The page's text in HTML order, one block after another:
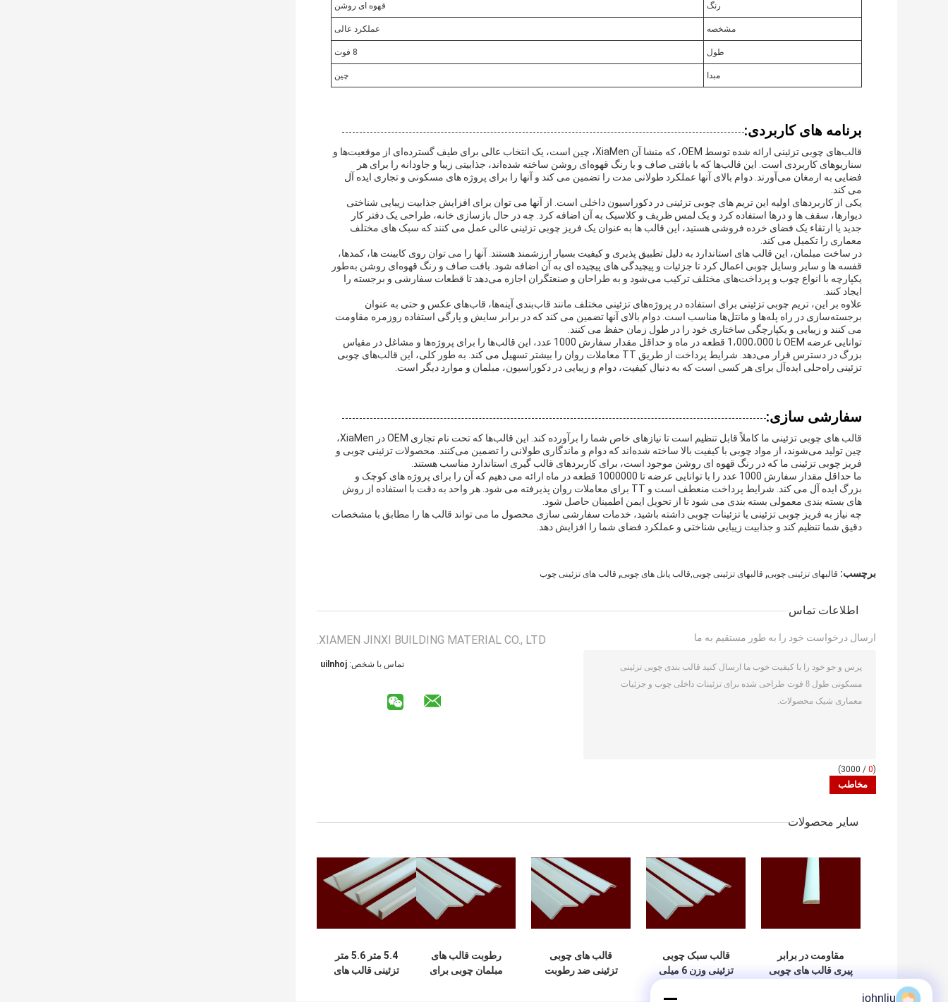
رنگ قهوه ای روشن
مشخصه عملکرد عالی
طول 8 فوت
مبدا چین
برنامه های کاربردی:
قالب‌های چوبی تزئینی ارائه شده توسط OEM، که منشا آن XiaMen، چین است، یک انتخاب عالی برای طیف گسترده‌ای از موقعیت‌ها و
سناریوهای کاربردی است. این قالب‌ها که با بافتی صاف و با رنگ قهوه‌ای روشن ساخته شده‌اند، جذابیتی زیبا و جاودانه را برای هر
فضایی به ارمغان می‌آورند. دوام بالای آنها عملکرد طولانی مدت را تضمین می کند و آنها را برای پروژه های مسکونی و تجاری ایده آل
می کند.
یکی از کاربردهای اولیه این تریم های چوبی تزئینی در دکوراسیون داخلی است. از آنها می توان برای افزایش جذابیت زیبایی شناختی
دیوارها، سقف ها و درها استفاده کرد و یک لمس ظریف و کلاسیک به آن اضافه کرد. چه در حال بازسازی خانه، طراحی یک دفتر کار
جدید یا ارتقاء یک فضای خرده فروشی هستید، این قالب ها به عنوان یک فریز چوبی تزئینی عالی عمل می کنند که سبک های مختلف
معماری را تکمیل می کند.
در ساخت مبلمان، این قالب های استاندارد به دلیل تطبیق پذیری و کیفیت بسیار ارزشمند هستند. آنها را می توان روی کابینت ها، کمدها،
قفسه ها و سایر وسایل چوبی اعمال کرد تا جزئیات و پیچیدگی های پیچیده ای به آن اضافه شود. بافت صاف و رنگ قهوه‌ای روشن به‌طور
یکپارچه با انواع چوب و پرداخت‌های مختلف ترکیب می‌شود و به طراحان و صنعتگران اجازه می‌دهد تا قطعات سفارشی و برجسته را
ایجاد کنند.
علاوه بر این، تریم چوبی تزئینی برای استفاده در پروژه‌های تزئینی مختلف مانند قاب‌بندی آینه‌ها، قاب‌های عکس و حتی به عنوان
برجسته‌سازی در راه پله‌ها و مانتل‌ها مناسب است. دوام بالای آنها تضمین می کند که در برابر سایش و پارگی استفاده روزمره مقاومت
می کنند و زیبایی و یکپارچگی ساختاری خود را در طول زمان حفظ می کنند.
توانایی عرضه OEM تا 1،000،000 قطعه در ماه و حداقل مقدار سفارش 1000 عدد، این قالب‌ها را برای پروژه‌ها و مشاغل در مقیاس
بزرگ در دسترس قرار می‌دهد. شرایط پرداخت از طریق TT معاملات روان را بیشتر تسهیل می کند. به طور کلی، این قالب‌های چوبی
تزئینی راه‌حلی ایده‌آل برای هر کسی است که به دنبال کیفیت، دوام و زیبایی در دکوراسیون، مبلمان و موارد دیگر است.
سفارشی سازی:
قالب های چوبی تزئینی ما کاملاً قابل تنظیم است تا نیازهای خاص شما را برآورده کند. این قالب‌ها که تحت نام تجاری OEM در XiaMen،
چین تولید می‌شوند، از مواد چوبی با کیفیت بالا ساخته شده‌اند که دوام و ماندگاری طولانی را تضمین می‌کنند. محصولات تزئینی چوبی و
فریز چوبی تزئینی ما که در رنگ قهوه ای روشن موجود است، برای کاربردهای قالب گیری استاندارد مناسب هستند.
ما حداقل مقدار سفارش 1000 عدد را با توانایی عرضه تا 1000000 قطعه در ماه ارائه می دهیم که آن را برای پروژه های کوچک و
بزرگ ایده آل می کند. شرایط پرداخت منعطف است و TT برای معاملات روان پذیرفته می شود. هر واحد به دقت با استفاده از روش
های بسته بندی معمولی بسته بندی می شود تا از تحویل ایمن اطمینان حاصل شود.
چه نیاز به فریز چوبی تزئینی یا تزئینات چوبی داشته باشید، خدمات سفارشی سازی محصول ما می تواند قالب ها را مطابق با مشخصات
دقیق شما تنظیم کند و جذابیت زیبایی شناختی و عملکرد فضای شما را افزایش دهد.
برچسب: قالبهای تزئینی چوبی, قالبهای تزئینی چوبی,قالب پانل های چوبی, قالب های تزئینی چوب
اطلاعات تماس
XIAMEN JINXI BUILDING MATERIAL CO., LTD.
تماس با شخص: johnliu
ارسال درخواست خود را به طور مستقیم به ما
(
0
/ 3000)
سایر محصولات
مقاومت در برابر
پیری قالب های چوبی
قالب سبک چوبی
تزئینی وزن 6 میلی
قالب های چوبی
تزئینی ضد رطوبت
رطوبت قالب های
مبلمان چوبی برای
5.4 متر 5.6 متر
تزئینی قالب های
johnliu